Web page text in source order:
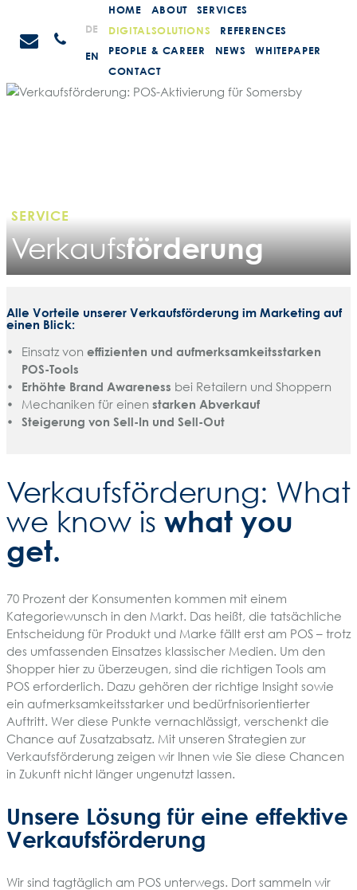
Inhalt
STEIN
PromotionsAnrufen
DE
EN
HOME ABOUT
SERVICES
DIGITALSOLUTIONS
REFERENCES
PEOPLE & CAREER
NEWS
WHITEPAPER
CONTACT
SERVICE
Verkaufsförderung
Alle Vorteile unserer Verkaufsförderung im Marketing auf
einen Blick:
Einsatz von effizienten und aufmerksamkeitsstarken
POS-Tools
Erhöhte Brand Awareness bei Retailern und Shoppern
Mechaniken für einen starken Abverkauf
Steigerung von Sell-In und Sell-Out
Verkaufsförderung: What
we know is what you
get.
70 Prozent der Konsumenten kommen mit einem
Kategoriewunsch in den Markt. Das heißt, die tatsächliche
Entscheidung für Produkt und Marke fällt erst am POS – trotz
des umfassenden Einsatzes klassischer Medien. Um den
Shopper hier zu überzeugen, sind die richtigen Tools am
POS erforderlich. Dazu gehören der richtige Insight sowie
ein aufmerksamkeitsstarker und bedürfnisorientierter
Auftritt. Wer diese Punkte vernachlässigt, verschenkt die
Chance auf Zusatzabsatz. Mit unseren Strategien zur
Verkaufsförderung zeigen wir Ihnen wie Sie diese Chancen
in Zukunft nicht länger ungenutzt lassen.
Unsere Lösung für eine effektive
Verkaufsförderung
Wir sind tagtäglich am POS unterwegs. Dort sammeln wir